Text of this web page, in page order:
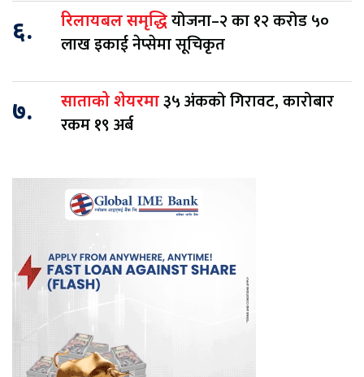
६. रिलायबल समृद्धियोजना–२ का १२ करोड ५०
लाख इकाई नेप्सेमा सूचिकृत
७. साताको शेयरमा३५ अंकको गिरावट, कारोबार
रकम १९ अर्ब